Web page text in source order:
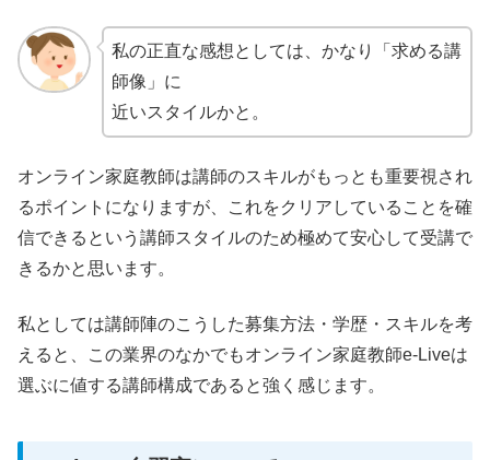
私の正直な感想としては、かなり「求める講
師像」に
近いスタイルかと。
オンライン家庭教師は講師のスキルがもっとも重要視され
るポイントになりますが、これをクリアしていることを確
信できるという講師スタイルのため極めて安心して受講で
きるかと思います。
私としては講師陣のこうした募集方法・学歴・スキルを考
えると、この業界のなかでもオンライン家庭教師e-Liveは
選ぶに値する講師構成であると強く感じます。